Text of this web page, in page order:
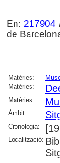
En: 217904
de
Matèries:
Matèries:
Matèries:
Àmbit:
Cronologia:
Localització: